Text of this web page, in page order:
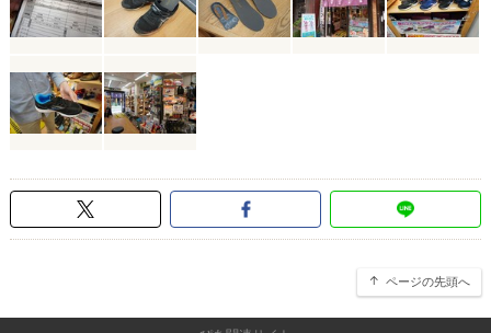
ページの先頭へ